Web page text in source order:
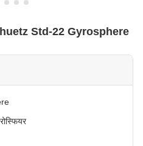
Std-22 Gyrosphere